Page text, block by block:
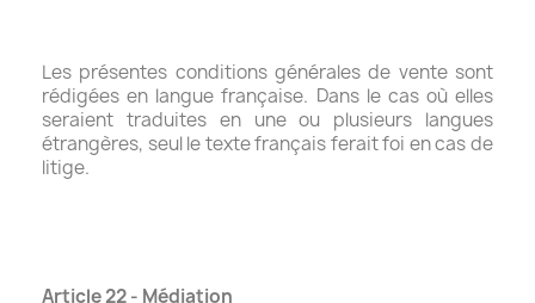
Les présentes conditions générales de vente sont
rédigées en langue française. Dans le cas où elles
seraient traduites en une ou plusieurs langues
étrangères, seul le texte français ferait foi en cas de
litige.
Article 22 - Médiation